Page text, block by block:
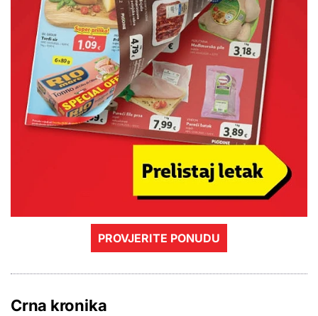
PROVJERITE PONUDU
Crna kronika